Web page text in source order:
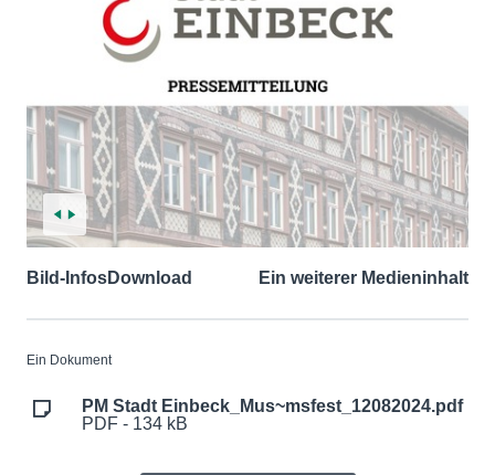
Bild-InfosDownload Ein weiterer Medieninhalt
Ein Dokument
PM Stadt Einbeck_Mus~msfest_12082024.pdf
PDF - 134 kB